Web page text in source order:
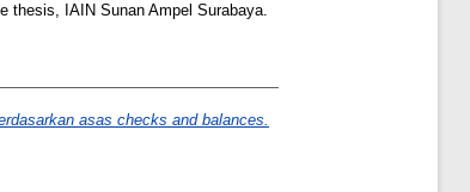
thesis, IAIN Sunan Ampel Surabaya.
asas checks and balances.